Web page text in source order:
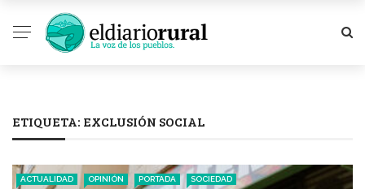
ETIQUETA: EXCLUSIÓN SOCIAL
ACTUALIDAD OPINIÓN PORTADA SOCIEDAD